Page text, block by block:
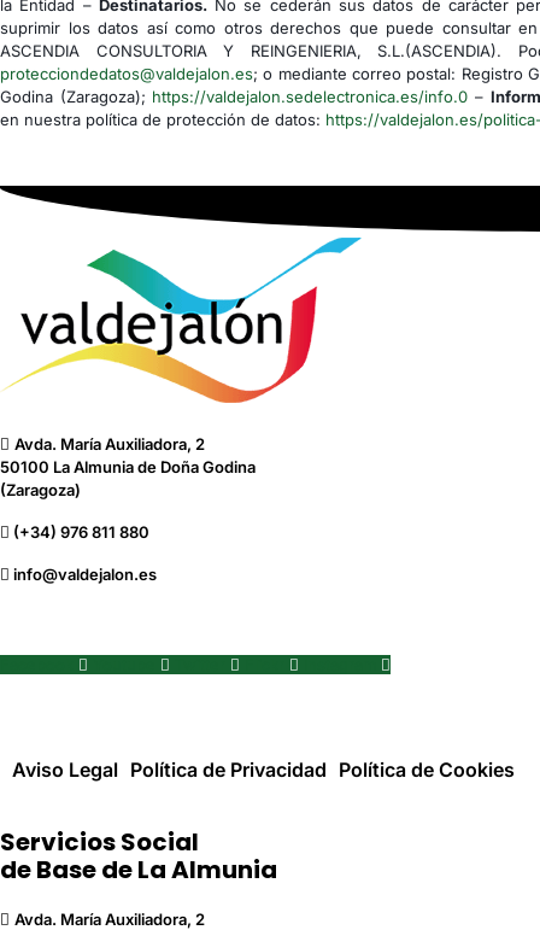
la Entidad – Destinatarios.No se cederán sus datos de carácter
suprimir los datos así como otros derechos que puede consultar
ASCENDIA CONSULTORIA Y REINGENIERIA,
protecciondedatos@valdejalon.es; o mediante correo postal: Registro
Godina (Zaragoza); https://valdejalon.sedelectronica.es/info.0 –
en nuestra política de protección de datos: https://valdejalon.es/
Avda. María Auxiliadora, 2
50100 La Almunia de Doña Godina
(Zaragoza)
(+34) 976 811 880
info@valdejalon.es
Aviso Legal Política de Privacidad Política de Cookies
Servicios Social
de Base de La Almunia
Avda. María Auxiliadora, 2